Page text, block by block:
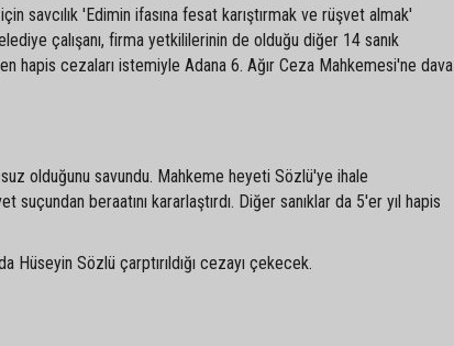
savcılık 'Edimin ifasına fesat karıştırmak ve rüşvet almak'
çalışanı, firma yetkililerinin de olduğu diğer 14 sanık
hapis cezaları istemiyle Adana 6. Ağır Ceza Mahkemesi'ne dava
olduğunu savundu. Mahkeme heyeti Sözlü'ye ihale
suçundan beraatını kararlaştırdı. Diğer sanıklar da 5'er yıl hapis
Hüseyin Sözlü çarptırıldığı cezayı çekecek.